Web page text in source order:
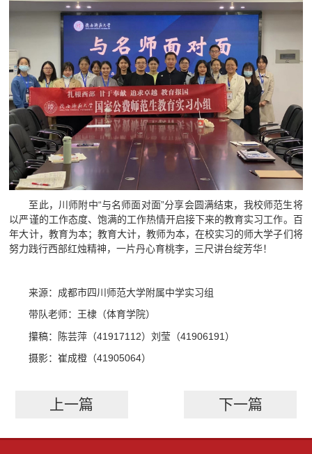
至此，川师附中“与名师面对面”分享会圆满结束，我校师范生将
以严谨的工作态度、饱满的工作热情开启接下来的教育实习工作。百
年大计，教育为本；教育大计，教师为本，在校实习的师大学子们将
努力践行西部红烛精神，一片丹心育桃李，三尺讲台绽芳华！
来源：成都市四川师范大学附属中学实习组
带队老师：王棣（体育学院）
攥稿：陈芸萍（41917112）刘莹（41906191）
摄影：崔成橙（41905064）
上一篇 下一篇